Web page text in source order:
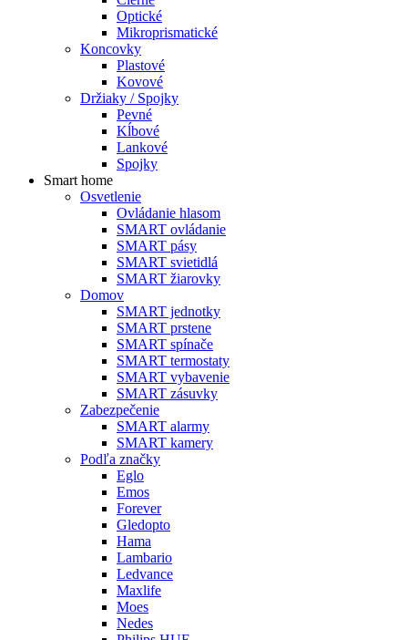
Optické
Mikroprismatické
Koncovky
Plastové
Kovové
Držiaky / Spojky
Pevné
Kĺbové
Lankové
Spojky
Smart home
Osvetlenie
Ovládanie hlasom
SMART ovládanie
SMART pásy
SMART svietidlá
SMART žiarovky
Domov
SMART jednotky
SMART prstene
SMART spínače
SMART termostaty
SMART vybavenie
SMART zásuvky
Zabezpečenie
SMART alarmy
SMART kamery
Podľa značky
Eglo
Emos
Forever
Gledopto
Hama
Lambario
Ledvance
Maxlife
Moes
Nedes